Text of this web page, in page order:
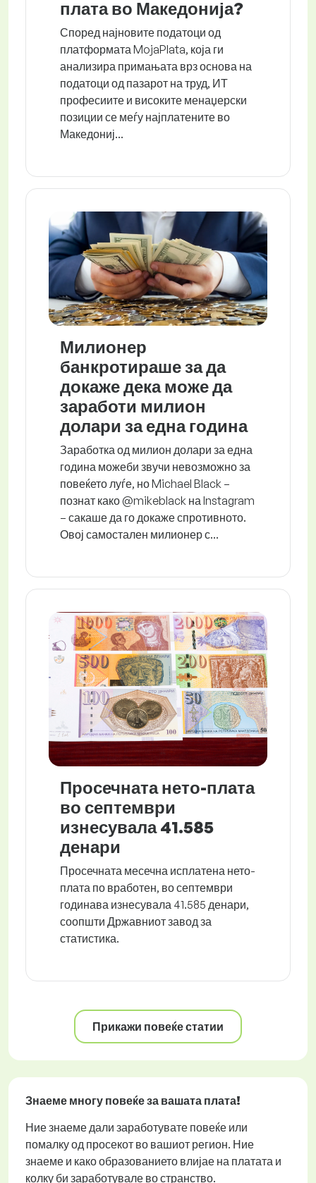
плата во Македонија?
Според најновите податоци од
платформата MojaPlata, која ги
анализира примањата врз основа на
податоци од пазарот на труд, ИТ
професиите и високите менаџерски
позиции се меѓу најплатените во
Македониј...
Милионер
банкротираше за да
докаже дека може да
заработи милион
долари за една година
Заработка од милион долари за една
година можеби звучи невозможно за
повеќето луѓе, но Michael Black –
познат како @mikeblack на Instagram
– сакаше да го докаже спротивното.
Овој самостален милионер с...
Просечната нето-плата
во септември
изнесувала 41.585
денари
Просечната месечна исплатена нето-
плата по вработен, во септември
годинава изнесувала 41.585 денари,
соопшти Државниот завод за
статистика.
Прикажи повеќе статии
Знаеме многу повеќе за вашата плата!
Ние знаеме дали заработувате повеќе или
помалку од просекот во вашиот регион. Ние
знаеме и како образованието влијае на платата и
колку би заработувале во странство.